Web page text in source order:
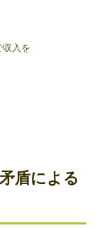
収入を
盾による